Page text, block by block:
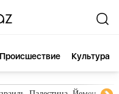
Происшествие Культура